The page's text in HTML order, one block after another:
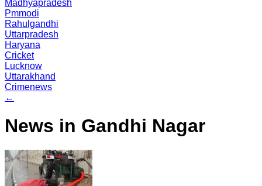
Madhyapradesh
Pmmodi
Rahulgandhi
Uttarpradesh
Haryana
Cricket
Lucknow
Uttarakhand
Crimenews
←
News in Gandhi Nagar